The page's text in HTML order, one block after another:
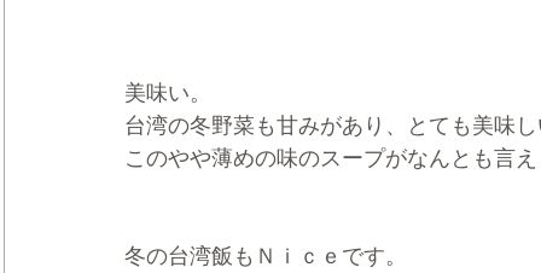
美味い。
台湾の冬野菜も甘みがあり、とても美味
このやや薄めの味のスープがなんとも言
冬の台湾飯もＮｉｃｅです。